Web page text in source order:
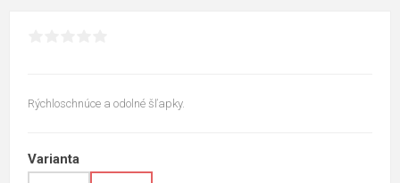
Rýchloschnúce a odolné šľapky.
Varianta